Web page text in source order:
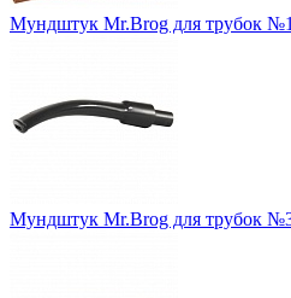
Мундштук Mr.Brog для трубок
Мундштук Mr.Brog для трубок